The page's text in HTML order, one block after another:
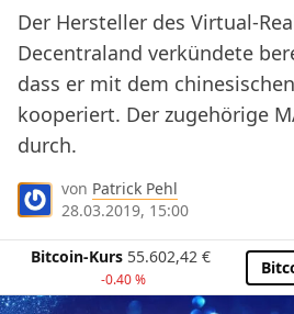
Der Hersteller des Virtual-
Decentraland verkündete
dass er mit dem
kooperiert. Der zugehörige
durch.
von Patrick Pehl
28.03.2019, 15:00
Bitcoin-Kurs 55.602,42 €
-0.40 %